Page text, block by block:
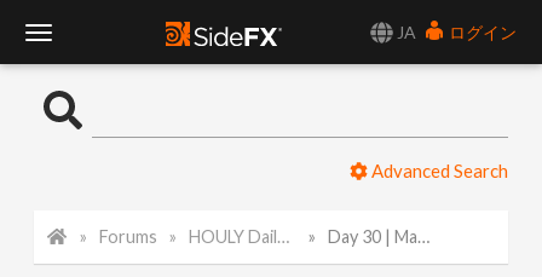
JA
ログイン
o
Advanced Search
Forums HOULY Daily Challenge Day 30 | Materials: Rough